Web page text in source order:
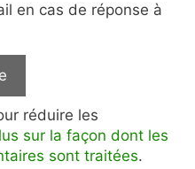
en cas de réponse à
réduire les
sur la façon dont les
sont traitées.